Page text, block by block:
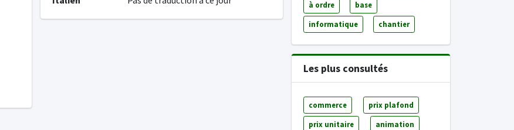
à ordre base
informatique chantier
Les plus consultés
commerce prix plafond
prix unitaire animation